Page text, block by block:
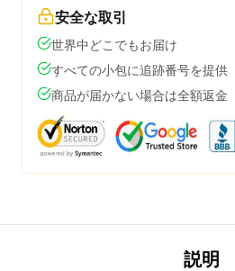
安全な取引
世界中どこでもお届け
すべての小包に追跡番号を提供
商品が届かない場合は全額返金
説明